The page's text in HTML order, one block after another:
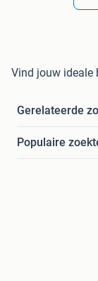
Vind jouw ideale
Gerelateerde
Populaire